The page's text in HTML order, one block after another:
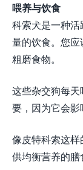
喂养与饮食
科索犬是一种
量的饮食。您
粗磨食物。
这些杂交狗每
要，因为它会影
像皮特科索这
供均衡营养的膳